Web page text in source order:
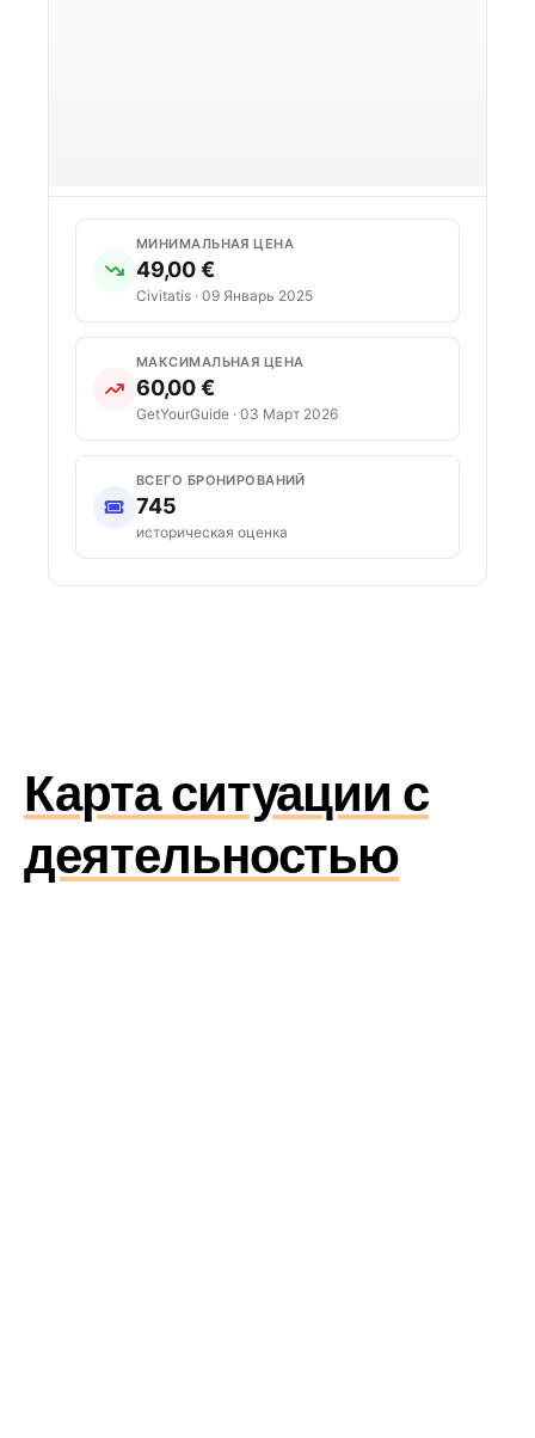
МИНИМАЛЬНАЯ ЦЕНА
49,00 €
Civitatis · 09 Январь 2025
МАКСИМАЛЬНАЯ ЦЕНА
60,00 €
GetYourGuide · 03 Март 2026
ВСЕГО БРОНИРОВАНИЙ
745
историческая оценка
Карта ситуации с
деятельностью